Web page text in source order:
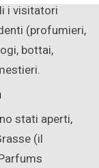
i visitatori
(profumieri,
bottai,
stati aperti,
(il